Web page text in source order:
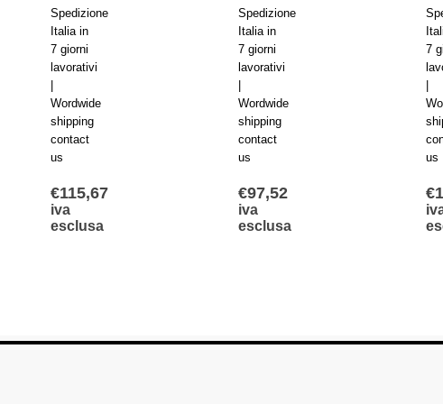
Spedizione
Italia in
7 giorni
lavorativi
Wordwide
shipping
contact
us
€115,67
iva
esclusa
Spedizione
Italia in
7 giorni
lavorativi
Wordwide
shipping
contact
us
€97,52
iva
esclusa
7
us
€